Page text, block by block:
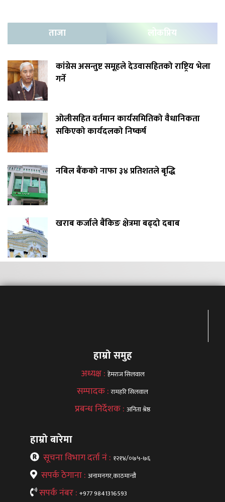
ताजा लोकप्रिय
कांग्रेस असन्तुष्ट समूहले देउवासहितको राष्ट्रिय भेला
गर्ने
ओलीसहित वर्तमान कार्यसमितिको वैधानिकता
सकिएको कार्यदलको निष्कर्ष
नबिल बैंकको नाफा ३४ प्रतिशतले बृद्धि
खराब कर्जाले बैंकिङ क्षेत्रमा बढ्दो दबाब
हाम्रो समुह
अध्यक्ष : हेमराज सिलवाल
सम्पादक :रामहरि सिलवाल
प्रबन्ध निर्देशक : अनिता श्रेष्ठ
हाम्रो बारेमा
सूचना विभाग दर्ता नं : १२१४/०७५-७६
सपर्क ठेगाना : अनामनगर,काठमान्डौ
सपर्क नंबर : +977 9841316593